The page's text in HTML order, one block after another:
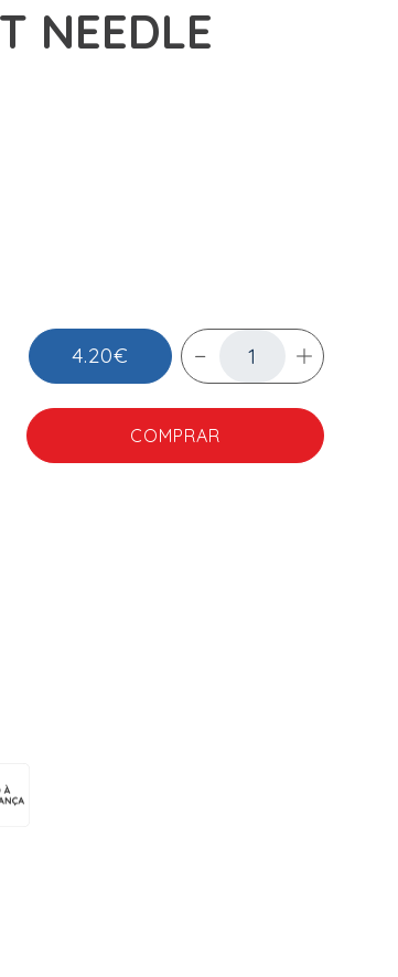
NEEDLE
4.20€
COMPRAR